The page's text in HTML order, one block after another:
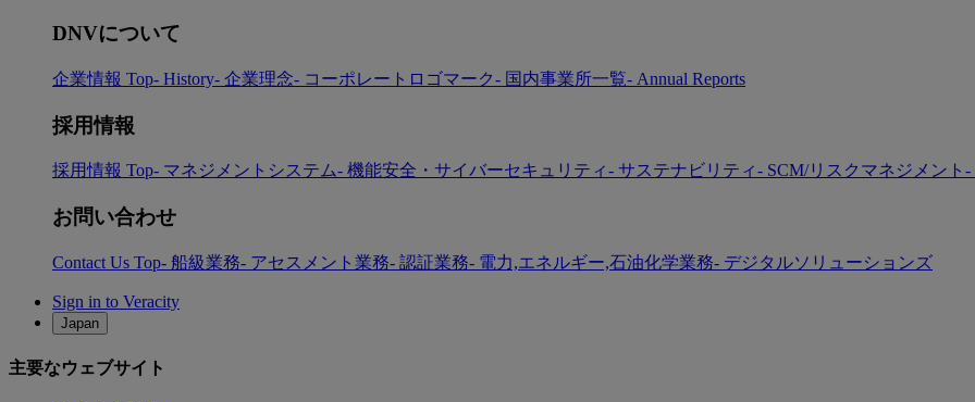
DNVについて
企業情報 Top- History- 企業理念- コーポレートロゴマーク- 国内事業所一覧- Annual Reports
採用情報
採用情報 Top- マネジメントシステム- 機能安全・サイバーセキュリティ- サステナビリティ- SCM/リスクマネジメント -
お問い合わせ
Contact Us Top- 船級業務- アセスメント業務- 認証業務- 電力,エネルギー,石油化学業務- デジタルソリューションズ
Sign in to Veracity
Japan
主要なウェブサイト